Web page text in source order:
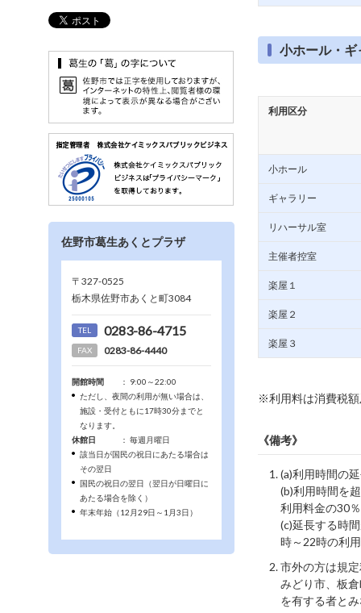
小ホール・
利用区分
小ホール
ギャラリー
リハーサル室
主催者控室
楽屋１
楽屋２
楽屋３
※利用料は消費税
《備考》
(a)利用時間の
(b)利用時間を
利用料金の30
(c)延長する時
時～22時の利
市外の方は規
みどり市、板
を有する者と
佐野市葛生あくとプラザ
〒327-0525
栃木県佐野市あくと町3084
TEL 0283-86-4715
FAX 0283-86-4440
開館時間
： 9:00～22:00
ただし、夜間の利用が無い場合は、
施設・受付ともに17時30分までと
なります。
休館日
： 毎週月曜日
該当日が国民の祝日にあたる場合は
その翌日
国民の祝日の翌日（翌日が日曜日に
あたる場合を除く）
年末年始（12月29日～1月3日）